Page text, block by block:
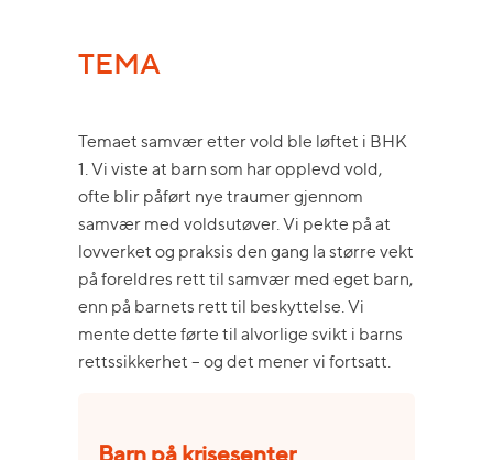
TEMA
Temaet samvær etter vold ble løftet i BHK
1. Vi viste at barn som har opplevd vold,
ofte blir påført nye traumer gjennom
samvær med voldsutøver. Vi pekte på at
lovverket og praksis den gang la større vekt
på foreldres rett til samvær med eget barn,
enn på barnets rett til beskyttelse. Vi
mente dette førte til alvorlige svikt i barns
rettssikkerhet – og det mener vi fortsatt.
Barn på krisesenter